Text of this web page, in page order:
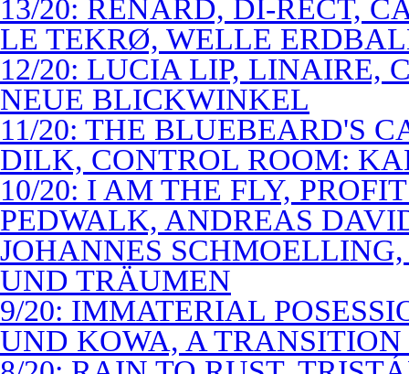
13/20: RENARD, DI-RECT,
LE TEKRØ, WELLE
12/20: LUCIA LIP, LINAIRE,
NEUE BLICKWINKEL
11/20: THE BLUEBEARD'S
DILK, CONTROL ROOM:
10/20: I AM THE FLY,
PEDWALK, ANDREAS
JOHANNES
UND TRÄUMEN
9/20: IMMATERIAL
UND KOWA, A